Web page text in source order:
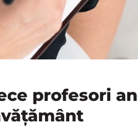
profesori